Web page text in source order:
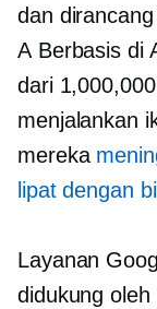
dan
A Berbasis di
dari
menjalankan
mereka
lipat dengan
Layanan
didukung